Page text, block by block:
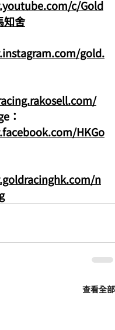
c/Gold
知舍
gold.
：
HKGo
n
查看全部